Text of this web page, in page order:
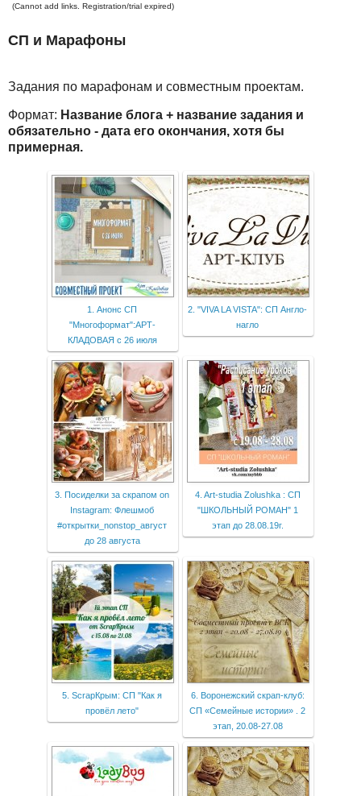
(Cannot add links. Registration/trial expired)
СП и Марафоны
Задания по марафонам и совместным проектам.
Формат: Название блога + название задания и
обязательно - дата его окончания, хотя бы
примерная.
1. Анонс СП
"Многоформат":АРТ-
КЛАДОВАЯ с 26 июля
2. "VIVA LA VISTA": СП Англо-
нагло
3. Посиделки за скрапом on
Instagram: Флешмоб
#открытки_nonstop_август
до 28 августа
4. Art-studia Zolushka : СП
"ШКОЛЬНЫЙ РОМАН" 1
этап до 28.08.19г.
5. ScrapКрым: СП "Как я
провёл лето"
6. Воронежский скрап-клуб:
СП «Семейные истории» . 2
этап, 20.08-27.08